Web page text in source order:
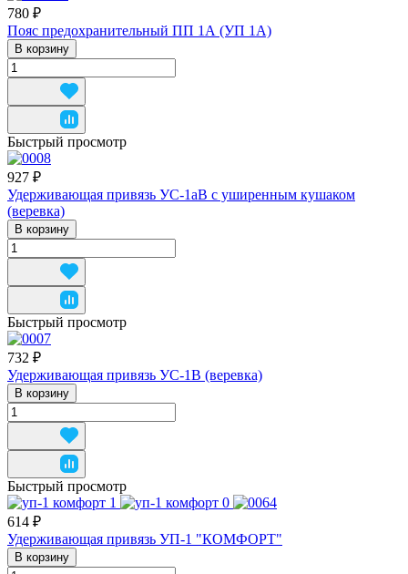
780 ₽
Пояс предохранительный ПП 1А (УП 1А)
В корзину
Быстрый просмотр
927 ₽
Удерживающая привязь УС-1аВ с уширенным кушаком
(веревка)
В корзину
Быстрый просмотр
732 ₽
Удерживающая привязь УС-1В (веревка)
В корзину
Быстрый просмотр
614 ₽
Удерживающая привязь УП-1 "КОМФОРТ"
В корзину